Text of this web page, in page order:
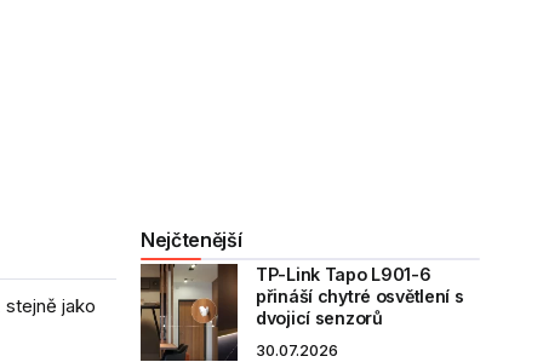
jako
Nejčtenější
TP-Link Tapo L901-6
přináší chytré osvětlení s
dvojicí senzorů
30.07.2026